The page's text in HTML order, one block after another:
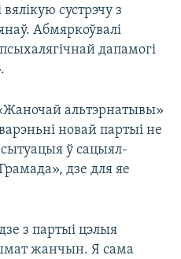
сустрэчу з
Абмяркоўвалі
дапамогі
альтэрнатывы»
новай партыі не
ў сацыял-
дзе для яе
з партыі цэлыя
жанчын. Я сама